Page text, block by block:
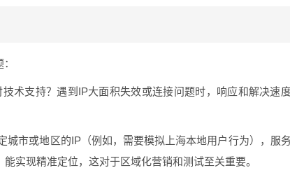
技术支持？遇到IP大面积失效或连接问题时，响应和解决速
城市或地区的IP（例如，需要模拟上海本地用户行为），服务
实现精准定位，这对于区域化营销和测试至关重要。